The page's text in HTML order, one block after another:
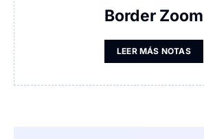
Border Zoom
LEER MÁS NOTAS